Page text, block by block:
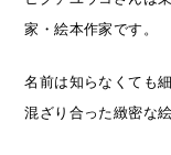
家・絵本作家です。
名前は知らなくても
混ざり合った緻密な